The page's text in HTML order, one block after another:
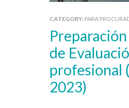
CATEGORY: PARA
Preparación de la Prueba
de
profesional
2023)